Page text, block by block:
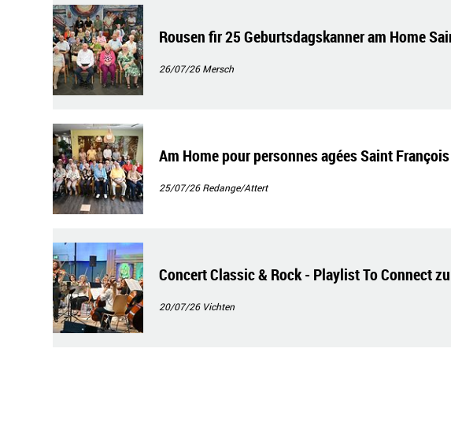
Rousen fir 25 Geburtsdagskanner am Home
26/07/26Mersch
Am Home pour personnes agées Saint
25/07/26Redange/Attert
Concert Classic & Rock - Playlist To Connect
20/07/26 Vichten